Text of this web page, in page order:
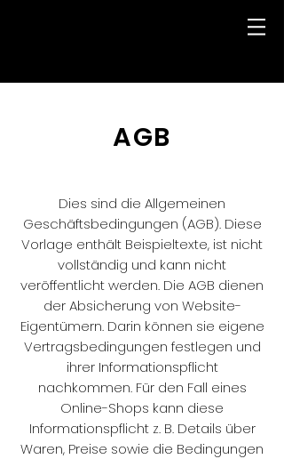
AGB
Dies sind die Allgemeinen
Geschäftsbedingungen (AGB). Diese
Vorlage enthält Beispieltexte, ist nicht
vollständig und kann nicht
veröffentlicht werden. Die AGB dienen
der Absicherung von Website-
Eigentümern. Darin können sie eigene
Vertragsbedingungen festlegen und
ihrer Informationspflicht
nachkommen. Für den Fall eines
Online-Shops kann diese
Informationspflicht z. B. Details über
Waren, Preise sowie die Bedingungen